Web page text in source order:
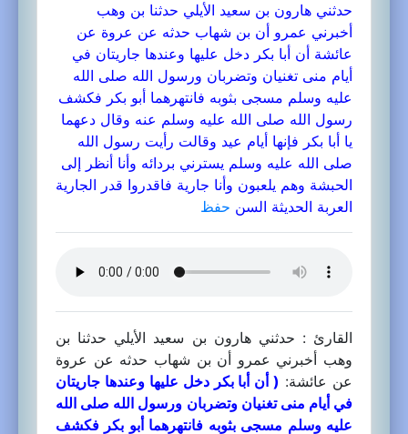
حدثني هارون بن سعيد الأيلي حدثنا بن وهب
أخبرني عمرو أن بن شهاب حدثه عن عروة عن
عائشة أن أبا بكر دخل عليها وعندها جاريتان في
أيام منى تغنيان وتضربان ورسول الله صلى الله
عليه وسلم مسجى بثوبه فانتهرهما أبو بكر فكشف
رسول الله صلى الله عليه وسلم عنه وقال دعهما
يا أبا بكر فإنها أيام عيد وقالت رأيت رسول الله
صلى الله عليه وسلم يسترني بردائه وأنا أنظر إلى
الحبشة وهم يلعبون وأنا جارية فاقدروا قدر الجارية
العربة الحديثة السن حفظ
القارئ : حدثني هارون بن سعيد الأيلي حدثنا بن
وهب أخبرني عمرو أن بن شهاب حدثه عن عروة
عن عائشة: ( أن أبا بكر دخل عليها وعندها جاريتان
في أيام منى تغنيان وتضربان ورسول الله صلى الله
عليه وسلم مسجى بثوبه فانتهرهما أبو بكر فكشف